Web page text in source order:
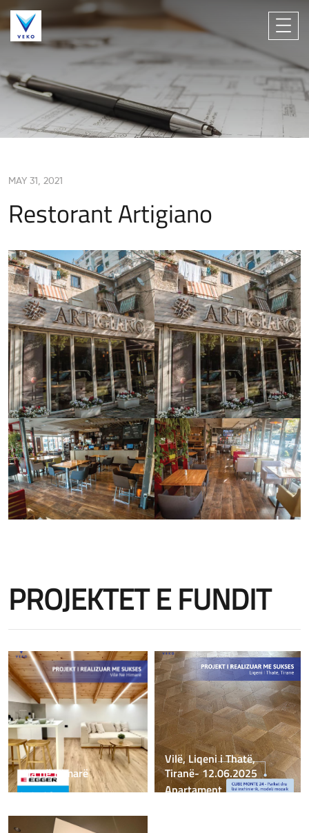
MAY 31, 2021
Restorant Artigiano
PROJEKTET E FUNDIT
Vila në Himarë
Vilë, Liqeni i Thatë,
Tiranë- 12.06.2025
Apartament